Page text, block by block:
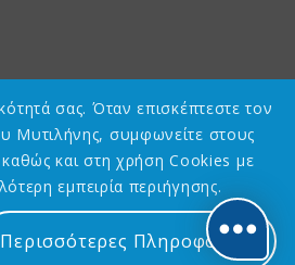
byAsterias GDG
σας. Όταν επισκέπτεστε τον
Μυτιλήνης, συμφωνείτε στους
και στη χρήση Cookies με
εμπειρία περιήγησης.
Περισσότερες Πληροφορίες